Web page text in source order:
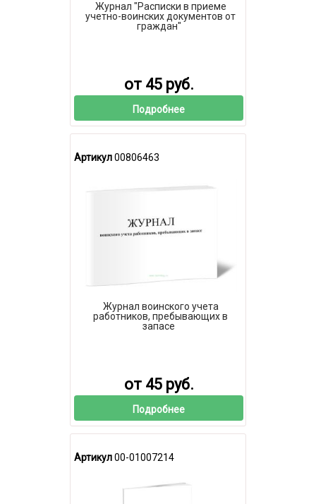
Журнал "Расписки в приеме
учетно-воинских документов от
граждан"
от 45 руб.
Подробнее
Артикул00806463
Журнал воинского учета
работников, пребывающих в
запасе
от 45 руб.
Подробнее
Артикул00-01007214